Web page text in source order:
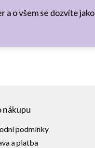
o všem se dozvíte jako
nákupu
podmínky
a platba